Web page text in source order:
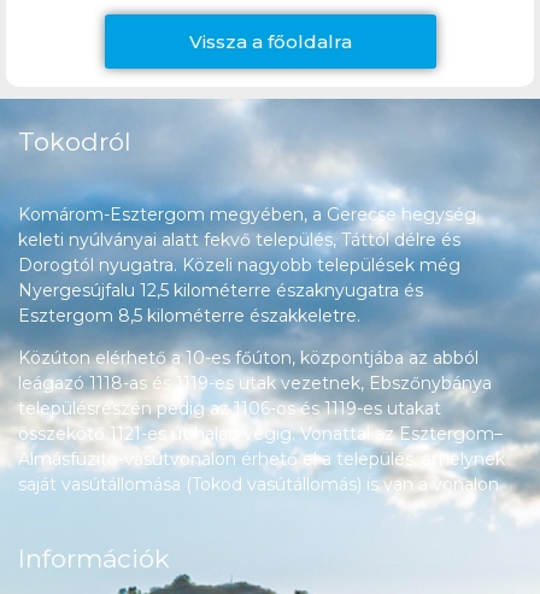
Vissza a főoldalra
Tokodról
Komárom-Esztergom megyében, a Gerecse hegység
keleti nyúlványai alatt fekvő település, Táttól délre és
Dorogtól nyugatra. Közeli nagyobb települések még
Nyergesújfalu 12,5 kilométerre északnyugatra és
Esztergom 8,5 kilométerre északkeletre.
Közúton elérhető a 10-es főúton, központjába az abból
leágazó 1118-as és 1119-es utak vezetnek, Ebszőnybánya
településrészén pedig az 1106-os és 1119-es utakat
összekötő 1121-es út halad végig. Vonattal az Esztergom–
Almásfüzitő-vasútvonalon érhető el a település, amelynek
saját vasútállomása (Tokod vasútállomás) is van a vonalon.
Információk